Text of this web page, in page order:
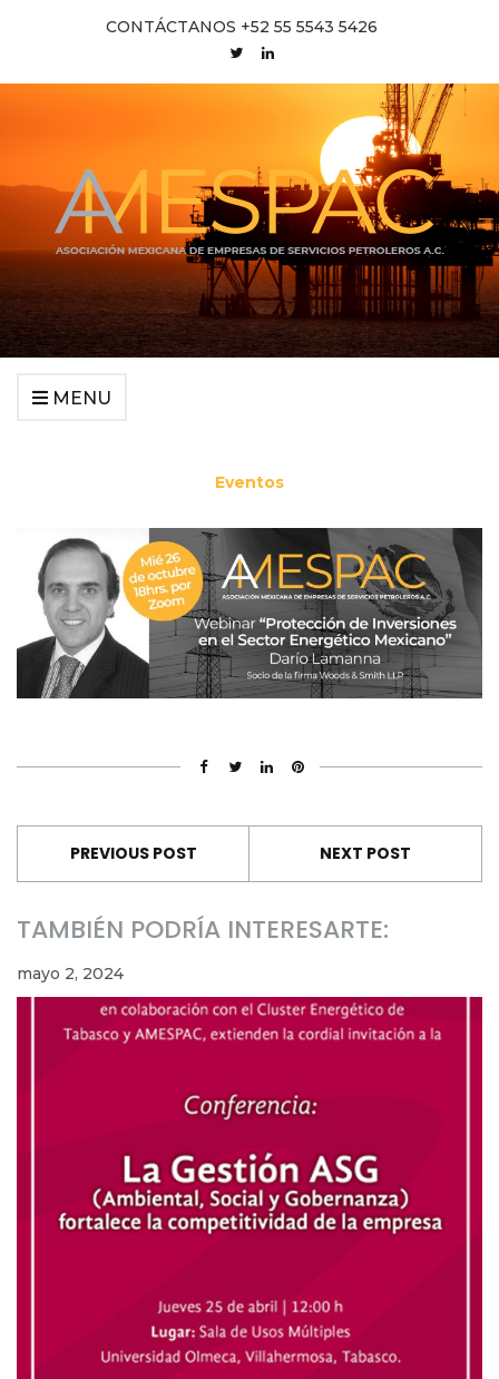
CONTÁCTANOS +52 55 5543 5426
MENU
Eventos
PREVIOUS POST NEXT POST
TAMBIÉN PODRÍA INTERESARTE:
mayo 2, 2024